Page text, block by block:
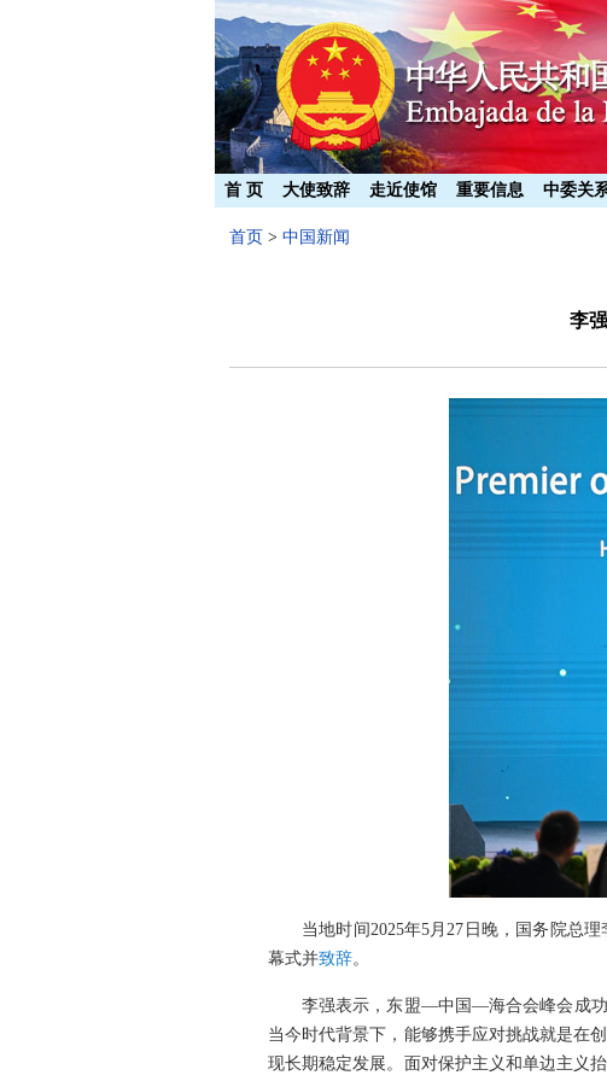
首 页 大使致辞 走近使馆 重要信息 中委关
首页 > 中国新闻
李
当地时间2025年5月27日晚，国务院总
幕式并致辞。
李强表示，东盟—中国—海合会峰会成
当今时代背景下，能够携手应对挑战就是在
现长期稳定发展。面对保护主义和单边主义